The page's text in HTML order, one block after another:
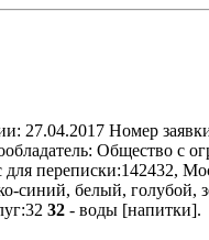
27.04.2017 Номер
Общество с
для переписки:142432,
синий, белый, голубой,
32 32 - воды [напитки].